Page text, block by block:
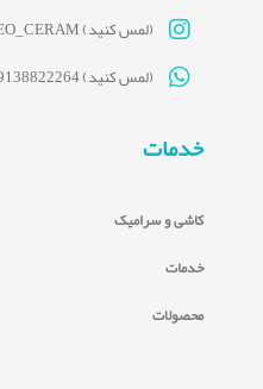
(لمس کنید) SEO_CERAM
(لمس کنید) 09138822264
خدمات
کاشی و سرامیک
خدمات
محصولات